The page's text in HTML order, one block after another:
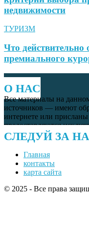
недвижимости
ТУРИЗМ
Что действительно
премиального
О НАС
Все материалы на
источников — имеют
интернете или
предоставляются
СЛЕДУЙ ЗА
Главная
контакты
карта сайта
© 2025 - Все права